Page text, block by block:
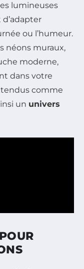
lumineuses
ou l’humeur.
néons muraux,
moderne,
dans votre
comme
un univers